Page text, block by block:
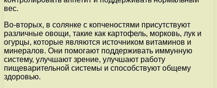
вес.
Во-вторых, в солянке с копченостями присутствуют
различные овощи, такие как картофель, морковь, лук и
огурцы, которые являются источником витаминов и
минералов. Они помогают поддерживать иммунную
систему, улучшают зрение, улучшают работу
пищеварительной системы и способствуют общему
здоровью.